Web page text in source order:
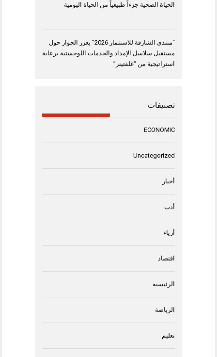
الحياة الصحية جزءاً طبيعياً من الحياة اليومية
“منتدى الشارقة للاستثمار 2026” يعزز الحوار حول
مستقبل سلاسل الإمداد والخدمات اللوجستية برعاية
استراتيجية من “غلفتينر”
تصنيفات
ECONOMIC
Uncategorized
أخبار
أدب
أزياء
اقتصاد
الرئيسية
الرياضة
تعليم